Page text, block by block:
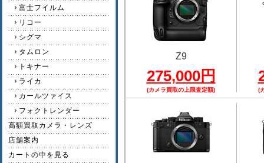
富士フイルム
リコー
シグマ
タムロン
トキナー
ライカ
カールツァイス
フォクトレンダー
高額買取カメラ・レンズ
店舗案内
カートの中を見る
Z9
275,000円
(カメラ買取の上限査定額) (